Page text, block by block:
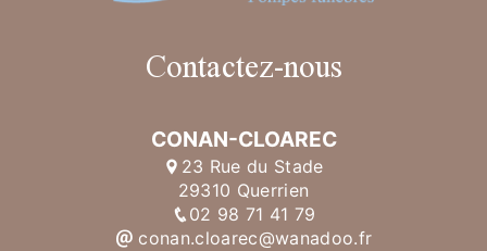
Contactez-nous
CONAN-CLOAREC
23 Rue du Stade
29310 Querrien
02 98 71 41 79
conan.cloarec@wanadoo.fr